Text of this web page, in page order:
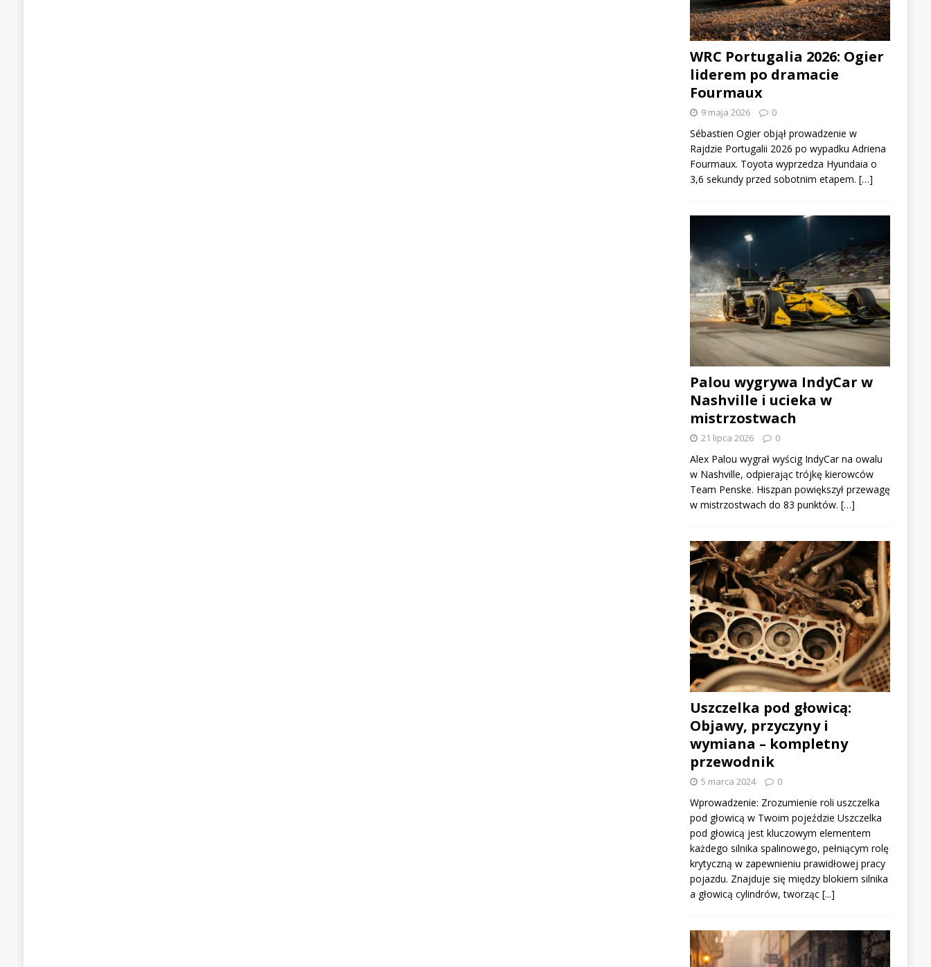
WRC Portugalia 2026: Ogier
liderem po dramacie
Fourmaux
9 maja 2026 0
Sébastien Ogier objął prowadzenie w
Rajdzie Portugalii 2026 po wypadku Adriena
Fourmaux. Toyota wyprzedza Hyundaia o
3,6 sekundy przed sobotnim etapem. […]
Palou wygrywa IndyCar w
Nashville i ucieka w
mistrzostwach
21 lipca 2026 0
Alex Palou wygrał wyścig IndyCar na owalu
w Nashville, odpierając trójkę kierowców
Team Penske. Hiszpan powiększył przewagę
w mistrzostwach do 83 punktów. […]
Uszczelka pod głowicą:
Objawy, przyczyny i
wymiana – kompletny
przewodnik
5 marca 2024 0
Wprowadzenie: Zrozumienie roli uszczelka
pod głowicą w Twoim pojeździe Uszczelka
pod głowicą jest kluczowym elementem
każdego silnika spalinowego, pełniącym rolę
krytyczną w zapewnieniu prawidłowej pracy
pojazdu. Znajduje się między blokiem silnika
a głowicą cylindrów, tworząc [...]